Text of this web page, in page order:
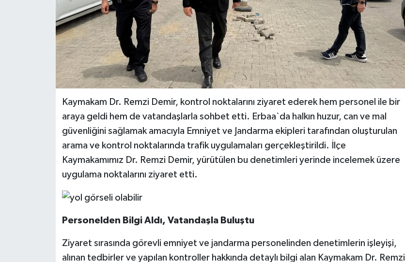
Kaymakam Dr. Remzi Demir, kontrol noktalarını ziyaret ederek hem personel ile bir
araya geldi hem de vatandaşlarla sohbet etti. Erbaa`da halkın huzur, can ve mal
güvenliğini sağlamak amacıyla Emniyet ve Jandarma ekipleri tarafından oluşturulan
arama ve kontrol noktalarında trafik uygulamaları gerçekleştirildi. İlçe
Kaymakamımız Dr. Remzi Demir, yürütülen bu denetimleri yerinde incelemek üzere
uygulama noktalarını ziyaret etti.
Personelden Bilgi Aldı, Vatandaşla Buluştu
Ziyaret sırasında görevli emniyet ve jandarma personelinden denetimlerin işleyişi,
alınan tedbirler ve yapılan kontroller hakkında detaylı bilgi alan Kaymakam Dr. Remzi